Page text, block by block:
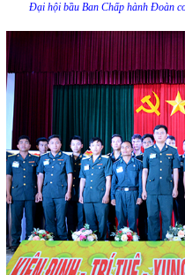
Đại hội bầu Ban Chấp hành Đoàn